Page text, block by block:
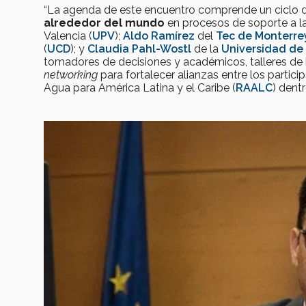
“La agenda de este encuentro comprende un
alrededor del mundo en procesos de soporte a
Valencia (UPV); Aldo Ramírez del Tec de
(UCD); y Claudia Pahl-Wostl de la Universidad de
tomadores de decisiones y académicos, talleres
networking para fortalecer alianzas entre los
Agua para América Latina y el Caribe (RAALC)